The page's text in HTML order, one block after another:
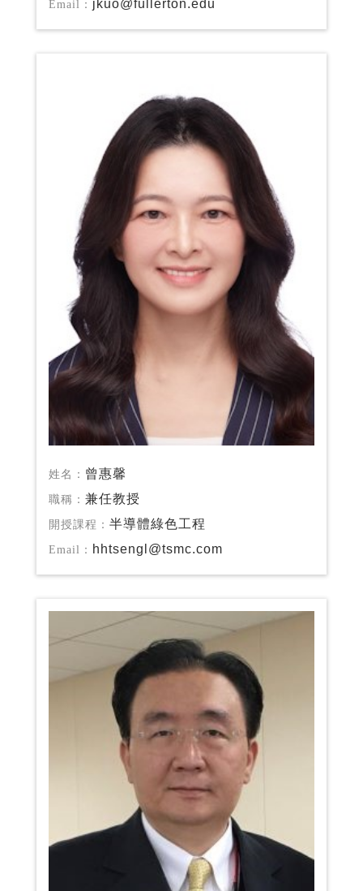
Email： jkuo@fullerton.edu
姓名： 曾惠馨
職稱： 兼任教授
開授課程： 半導體綠色工程
Email： hhtsengl@tsmc.com